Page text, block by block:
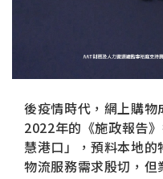
後疫情時代，網上購
2022年的《施政報告
慧港口」，預料本地
物流服務需求殷切，